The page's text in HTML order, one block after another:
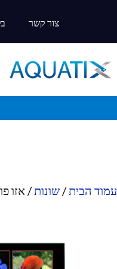
צור קשר
עמוד הבית/שונות/ אזו